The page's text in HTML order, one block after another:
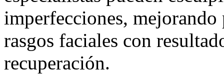
imperfecciones,
rasgos faciales con
recuperación.